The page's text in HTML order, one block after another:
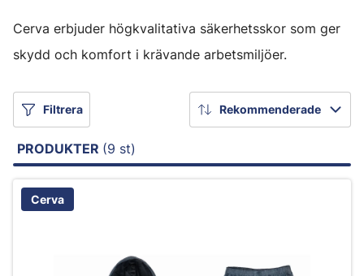
Cerva erbjuder högkvalitativa säkerhetsskor som ger
skydd och komfort i krävande arbetsmiljöer.
Filtrera Rekommenderade
PRODUKTER (9 st)
Cerva